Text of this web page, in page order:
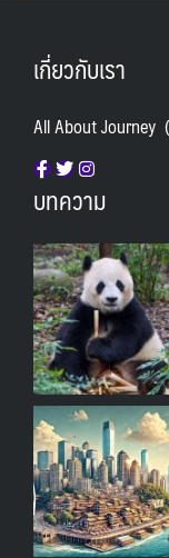
เกี่ยวกับเรา
All About Journey
บทความ